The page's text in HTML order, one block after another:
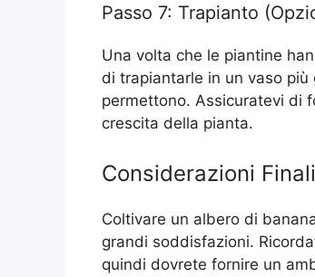
Passo 7: Trapianto
Una volta che le piantine
di trapiantarle in un vaso
permettono. Assicuratevi di
crescita della pianta.
Considerazioni Finali
Coltivare un albero di
grandi soddisfazioni.
quindi dovrete fornire un